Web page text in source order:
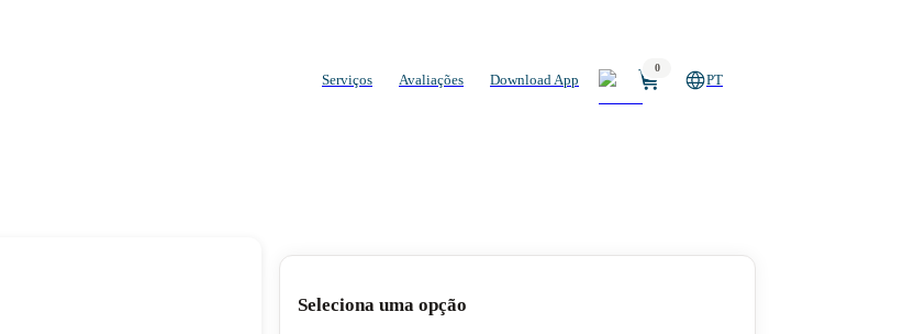
Serviços Avaliações Download App
0
PT
Seleciona uma opção